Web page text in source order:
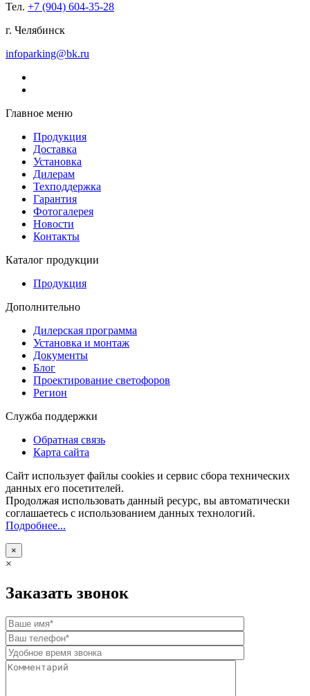
Тел. +7 (904) 604-35-28
г. Челябинск
infoparking@bk.ru
Главное меню
Продукция
Доставка
Установка
Дилерам
Техподдержка
Гарантия
Фотогалерея
Новости
Контакты
Каталог продукции
Продукция
Дополнительно
Дилерская программа
Установка и монтаж
Документы
Блог
Проектирование светофоров
Регион
Служба поддержки
Обратная связь
Карта сайта
Сайт использует файлы cookies и сервис сбора технических
данных его посетителей.
Продолжая использовать данный ресурс, вы автоматически
соглашаетесь с использованием данных технологий.
Подробнее...
×
×
Заказать звонок